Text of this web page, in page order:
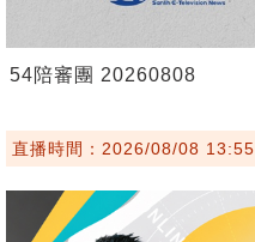
54陪審團 20260808
直播時間：2026/08/08 13:55